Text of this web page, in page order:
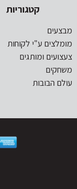
קטגוריות
מבצעים
מומלצים ע"י לקוחות
צעצועים ומותגים
משחקים
עולם הבובות